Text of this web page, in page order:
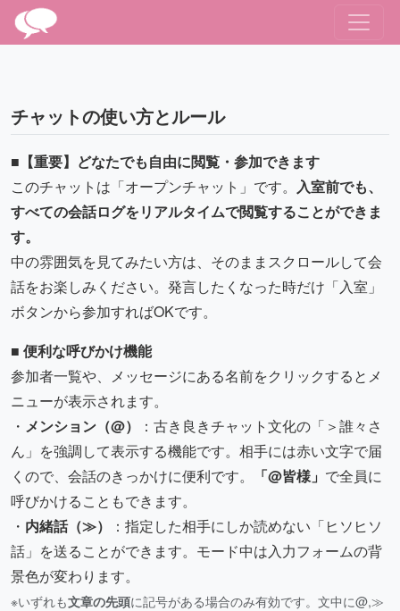
チャットの使い方とルール
■【重要】どなたでも自由に閲覧・参加できます
このチャットは「オープンチャット」です。 入室前でも、
すべての会話ログをリアルタイムで閲覧することができま
す。
中の雰囲気を見てみたい方は、そのままスクロールして会
話をお楽しみください。発言したくなった時だけ「入室」
ボタンから参加すればOKです。
■ 便利な呼びかけ機能
参加者一覧や、メッセージにある名前をクリックするとメ
ニューが表示されます。
・ メンション（@）
：古き良きチャット文化の「＞誰々さ
ん」を強調して表示する機能です。相手には赤い文字で届
くので、会話のきっかけに便利です。
「@皆様」 で全員に
呼びかけることもできます。
・ 内緒話（≫）
：指定した相手にしか読めない「ヒソヒソ
話」を送ることができます。モード中は入力フォームの背
景色が変わります。
※いずれも文章の先頭に記号がある場合のみ有効です。文中に@,≫